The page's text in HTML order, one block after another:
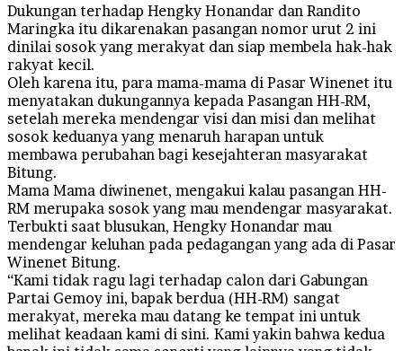
Dukungan terhadap Hengky Honandar dan Randito
Maringka itu dikarenakan pasangan nomor urut 2 ini
dinilai sosok yang merakyat dan siap membela hak-hak
rakyat kecil.
Oleh karena itu, para mama-mama di Pasar Winenet itu
menyatakan dukungannya kepada Pasangan HH-RM,
setelah mereka mendengar visi dan misi dan melihat
sosok keduanya yang menaruh harapan untuk
membawa perubahan bagi kesejahteran masyarakat
Bitung.
Mama Mama diwinenet, mengakui kalau pasangan HH-
RM merupaka sosok yang mau mendengar masyarakat.
Terbukti saat blusukan, Hengky Honandar mau
mendengar keluhan pada pedagangan yang ada di Pasar
Winenet Bitung.
“Kami tidak ragu lagi terhadap calon dari Gabungan
Partai Gemoy ini, bapak berdua (HH-RM) sangat
merakyat, mereka mau datang ke tempat ini untuk
melihat keadaan kami di sini. Kami yakin bahwa kedua